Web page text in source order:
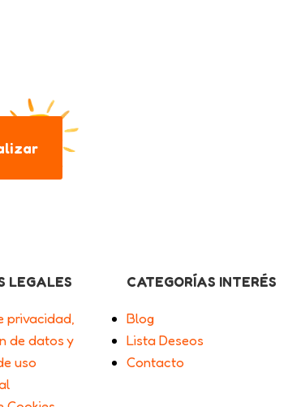
LEGALES
privacidad,
de datos y
uso
CATEGORÍAS INTERÉS
Blog
Lista Deseos
Contacto